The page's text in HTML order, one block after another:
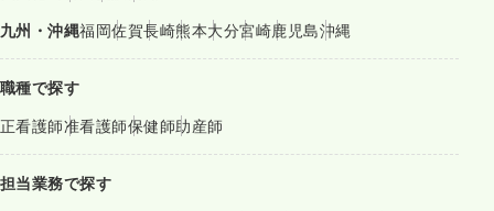
九州・沖縄福岡佐賀長崎熊本大分宮崎鹿児島沖縄
職種で探す
正看護師准看護師保健師助産師
担当業務で探す